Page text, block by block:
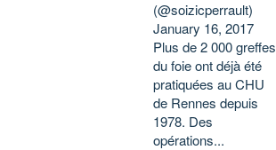
(@soizicperrault)
January 16, 2017
Plus de 2 000 greffes
du foie ont déjà été
pratiquées au CHU
de Rennes depuis
1978. Des
opérations...